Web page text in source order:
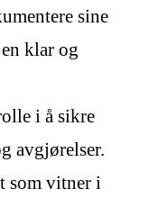
sine
klar og
i å sikre
avgjørelser.
som vitner i